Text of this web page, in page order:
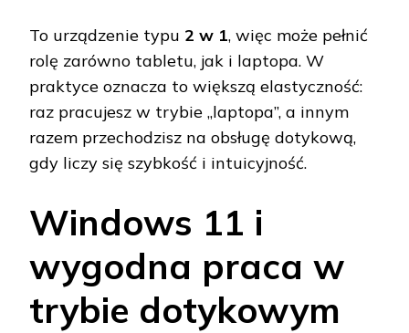
To urządzenie typu 2 w 1, więc może pełnić
rolę zarówno tabletu, jak i laptopa. W
praktyce oznacza to większą elastyczność:
raz pracujesz w trybie „laptopa”, a innym
razem przechodzisz na obsługę dotykową,
gdy liczy się szybkość i intuicyjność.
Windows 11 i
wygodna praca w
trybie dotykowym